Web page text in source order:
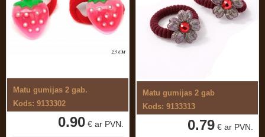
Matu gumijas 2 gab.
Kods: 9133302
0.90 € ar PVN.
Matu gumijas 2 gab
Kods: 9133313
0.79 € ar PVN.